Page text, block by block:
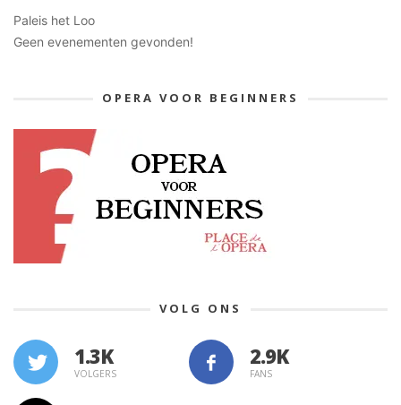
Paleis het Loo
Geen evenementen gevonden!
OPERA VOOR BEGINNERS
VOLG ONS
1.3K
VOLGERS FANS